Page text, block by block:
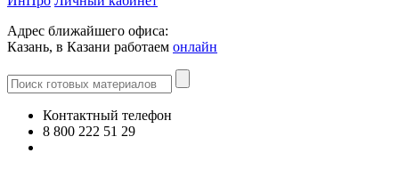
Адрес ближайшего офиса:
Казань, в Казани работаем онлайн
Контактный телефон
8 800 222 51 29